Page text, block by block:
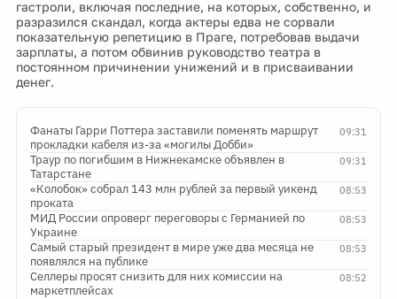
гастроли, включая последние, на которых, собственно, и
разразился скандал, когда актеры едва не сорвали
показательную репетицию в Праге, потребовав выдачи
зарплаты, а потом обвинив руководство театра в
постоянном причинении унижений и в присваивании
денег.
09:31
Фанаты Гарри Поттера заставили поменять маршрут
прокладки кабеля из-за «могилы Добби»
09:31
Траур по погибшим в Нижнекамске объявлен в
Татарстане
08:53
«Колобок» собрал 143 млн рублей за первый уикенд
проката
08:53
МИД России опроверг переговоры с Германией по
Украине
08:53
Самый старый президент в мире уже два месяца не
появлялся на публике
08:52
Селлеры просят снизить для них комиссии на
маркетплейсах